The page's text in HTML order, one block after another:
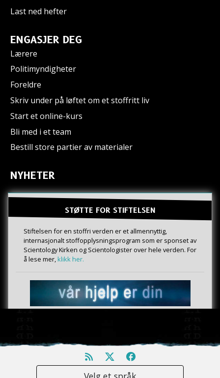
Last ned hefter
ENGASJER DEG
Lærere
Politimyndigheter
Foreldre
Skriv under på løftet om et stoffritt liv
Start et online-kurs
Bli med i et team
Bestill store partier av materialer
NYHETER
STØTTE FOR STIFTELSEN
Stiftelsen for en stoffri verden er et allmennyttig,
internasjonalt stoffopplysningsprogram som er sponset av
Scientology Kirken og Scientologister over hele verden. For
å lese mer,klikk her.